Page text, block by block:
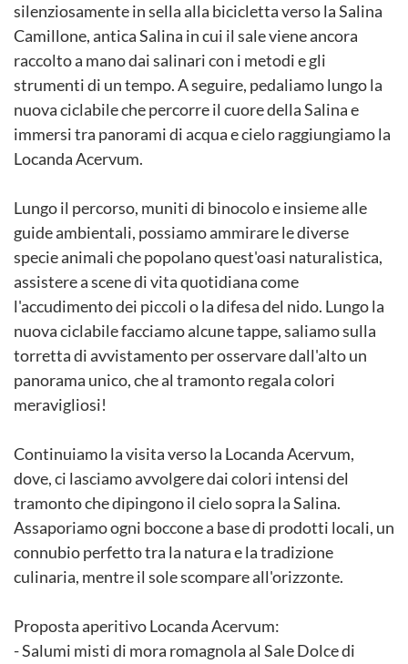
silenziosamente in sella alla bicicletta verso la Salina
Camillone, antica Salina in cui il sale viene ancora
raccolto a mano dai salinari con i metodi e gli
strumenti di un tempo. A seguire, pedaliamo lungo la
nuova ciclabile che percorre il cuore della Salina e
immersi tra panorami di acqua e cielo raggiungiamo la
Locanda Acervum.
Lungo il percorso, muniti di binocolo e insieme alle
guide ambientali, possiamo ammirare le diverse
specie animali che popolano quest'oasi naturalistica,
assistere a scene di vita quotidiana come
l'accudimento dei piccoli o la difesa del nido. Lungo la
nuova ciclabile facciamo alcune tappe, saliamo sulla
torretta di avvistamento per osservare dall'alto un
panorama unico, che al tramonto regala colori
meravigliosi!
Continuiamo la visita verso la Locanda Acervum,
dove, ci lasciamo avvolgere dai colori intensi del
tramonto che dipingono il cielo sopra la Salina.
Assaporiamo ogni boccone a base di prodotti locali, un
connubio perfetto tra la natura e la tradizione
culinaria, mentre il sole scompare all'orizzonte.
Proposta aperitivo Locanda Acervum:
- Salumi misti di mora romagnola al Sale Dolce di